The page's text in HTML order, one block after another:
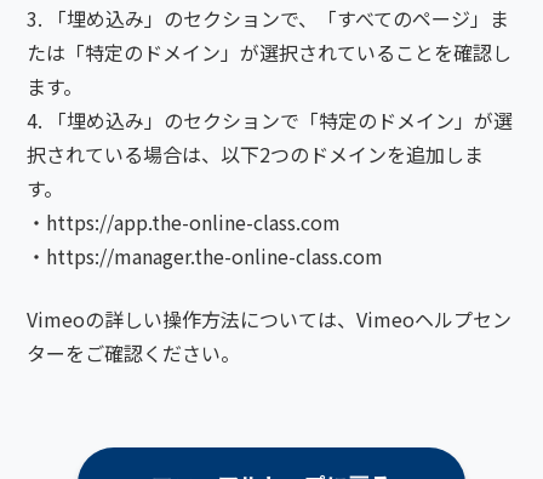
「埋め込み」のセクションで、「すべてのページ」ま
たは「特定のドメイン」が選択されていることを確認し
ます。
「埋め込み」のセクションで「特定のドメイン」が選
択されている場合は、以下2つのドメインを追加しま
す。
・https://app.the-online-class.com
・https://manager.the-online-class.com
Vimeoの詳しい操作方法については、Vimeoヘルプセン
ターをご確認ください。